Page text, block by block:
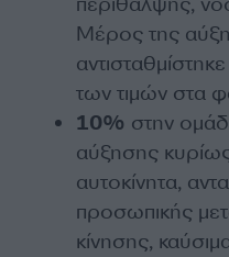
Μέρος της
των τιμών στα
10% στην
αύξησης
αυτοκίνητα,
προσωπικής
κίνησης,